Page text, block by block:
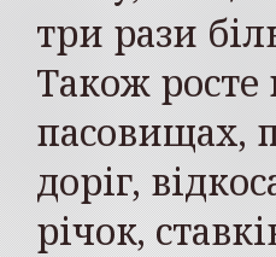
три рази
Також росте
пасовищах,
доріг,
річок,